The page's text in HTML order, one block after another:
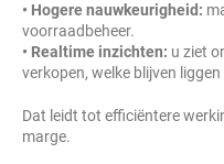
• Hogere nauwkeurigheid:
voorraadbeheer.
• Realtime inzichten: u ziet
verkopen, welke blijven
Dat leidt tot efficiëntere
marge.